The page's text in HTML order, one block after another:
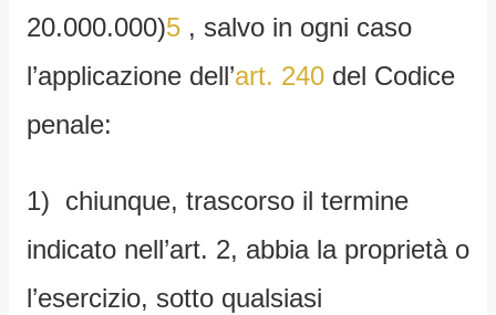
20.000.000)5, salvo in ogni caso
l’applicazione dell’art. 240del Codice
penale:
1) chiunque, trascorso il termine
indicato nell’art. 2, abbia la proprietà o
l’esercizio, sotto qualsiasi